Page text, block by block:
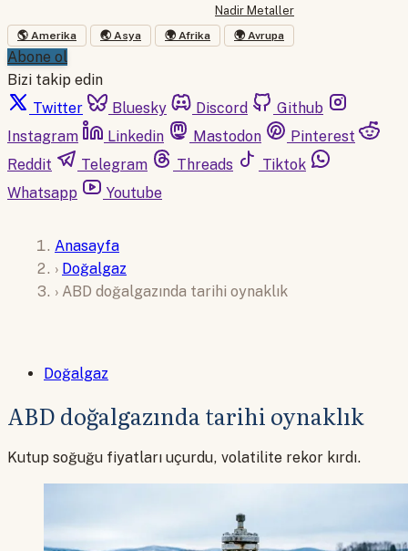
Nadir Metaller
🌎 Amerika 🌏 Asya 🌍 Afrika 🌍 Avrupa
Abone ol
Bizi takip edin
Twitter
Bluesky Discord
Github
Instagram
Linkedin Mastodon
Pinterest
Reddit
Telegram Threads
Tiktok
Whatsapp
Youtube
Anasayfa
› Doğalgaz
› ABD doğalgazında tarihi oynaklık
Doğalgaz
ABD doğalgazında tarihi oynaklık
Kutup soğuğu fiyatları uçurdu, volatilite rekor kırdı.